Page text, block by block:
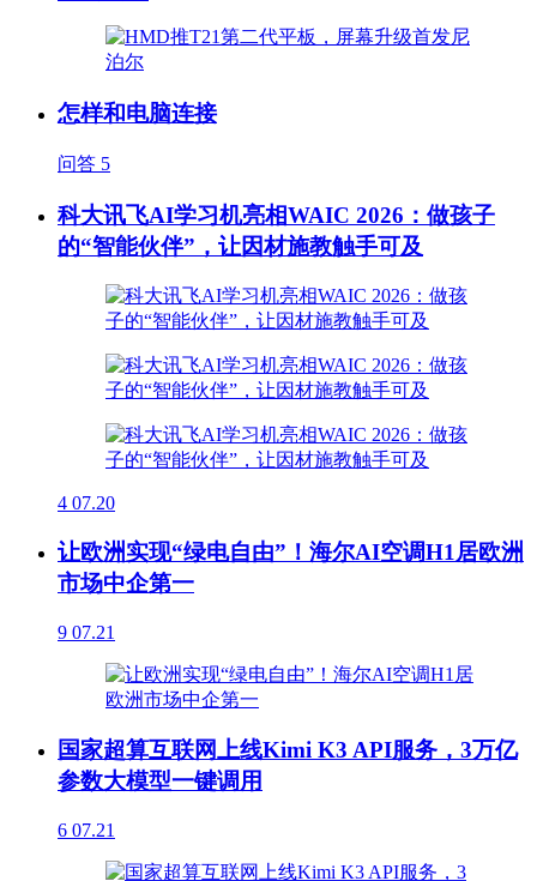
怎样和电脑连接
问答 5
科大讯飞AI学习机亮相WAIC 2026：做孩子
的“智能伙伴”，让因材施教触手可及
4 07.20
让欧洲实现“绿电自由”！海尔AI空调H1居欧洲
市场中企第一
9 07.21
国家超算互联网上线Kimi K3 API服务，3万亿
参数大模型一键调用
6 07.21